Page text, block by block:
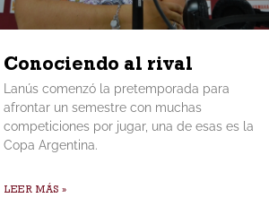
Conociendo al rival
Lanús comenzó la pretemporada para
afrontar un semestre con muchas
competiciones por jugar, una de esas es la
Copa Argentina.
LEER MÁS »